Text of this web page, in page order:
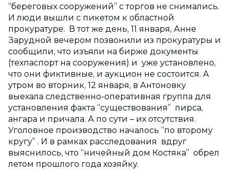
“береговых сооружений” с торгов не снимались.
И люди вышли с пикетом к областной
прокуратуре. В тот же день, 11 января, Анне
Зарудной вечером позвонили из прокуратуры и
сообщили, что изъяли на бирже документы
(техпаспорт на сооружения) и уже установлено,
что они фиктивные, и аукцион не состоится. А
утром во вторник, 12 января, в Антоновку
выехала следственно-оперативная группа для
установления факта “существования” пирса,
ангара и причала. А по сути – их отсутствия.
Уголовное производство началось “по второму
кругу” . И в рамках расследования вдруг
выяснилось, что “ничейный дом Костяка” обрел
летом прошлого года хозяйку.